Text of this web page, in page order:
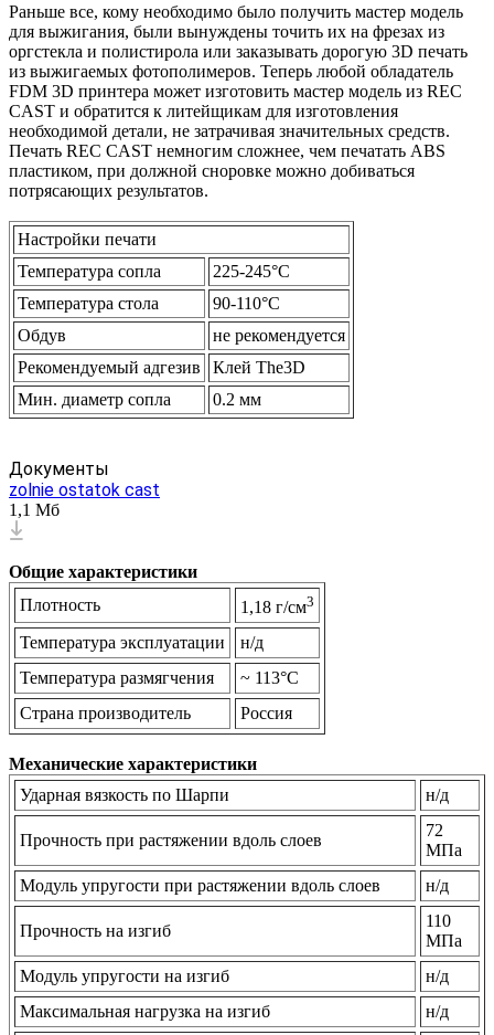
Раньше все, кому необходимо было получить мастер модель
для выжигания, были вынуждены точить их на фрезах из
оргстекла и полистирола или заказывать дорогую 3D печать
из выжигаемых фотополимеров. Теперь любой обладатель
FDM 3D принтера может изготовить мастер модель из REC
CAST и обратится к литейщикам для изготовления
необходимой детали, не затрачивая значительных средств.
Печать REC CAST немногим сложнее, чем печатать ABS
пластиком, при должной сноровке можно добиваться
потрясающих результатов.
Настройки печати
Температура сопла
225-245°C
Температура стола
90-110°C
Обдув
не рекомендуется
Рекомендуемый адгезив
Клей The3D
Мин. диаметр сопла
0.2 мм
Документы
zolnie ostatok cast
1,1 Мб
Общие характеристики
Плотность
1,18 г/см3
Температура эксплуатации
н/д
Температура размягчения
~ 113°C
Страна производитель
Россия
Механические характеристики
Ударная вязкость по Шарпи
н/д
Прочность при растяжении вдоль слоев
72
МПа
Модуль упругости при растяжении вдоль слоев
н/д
Прочность на изгиб
110
МПа
Модуль упругости на изгиб
н/д
Максимальная нагрузка на изгиб
н/д